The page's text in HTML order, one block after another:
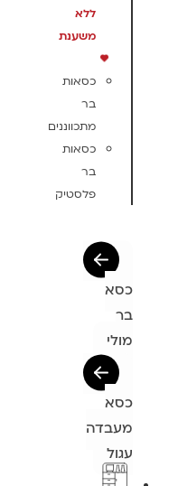
ללא
משענת
כסאות
בר
מתכווננים
כסאות
בר
פלסטיק
כסא
בר
מולי
כסא
מעבדה
עגול